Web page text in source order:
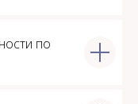
по